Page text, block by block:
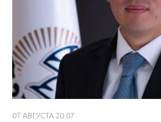
07 АВГУСТА 20:07